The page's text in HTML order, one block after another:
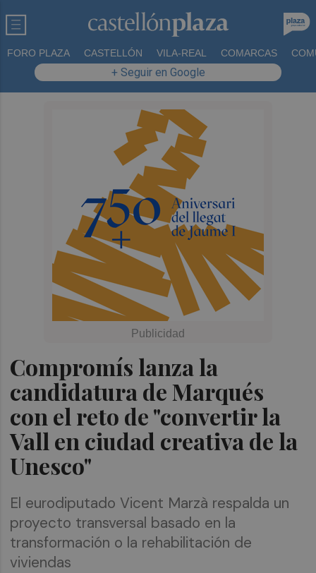
FORO PLAZA CASTELLÓN VILA-REAL COMARCAS
+ Seguir en Google
Compromís lanza la
candidatura de Marqués
con el reto de "convertir la
Vall en ciudad creativa de la
Unesco"
El eurodiputado Vicent Marzà respalda un
proyecto transversal basado en la
transformación o la rehabilitación de
viviendas